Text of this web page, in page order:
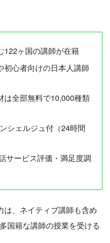
122ヶ国の講師が在籍
初心者向けの日本人講師
は全部無料で10,000種類
シェルジュ付（24時間
サービス評価・満足度調
は、ネイティブ講師も含め
国籍な講師の授業を受ける